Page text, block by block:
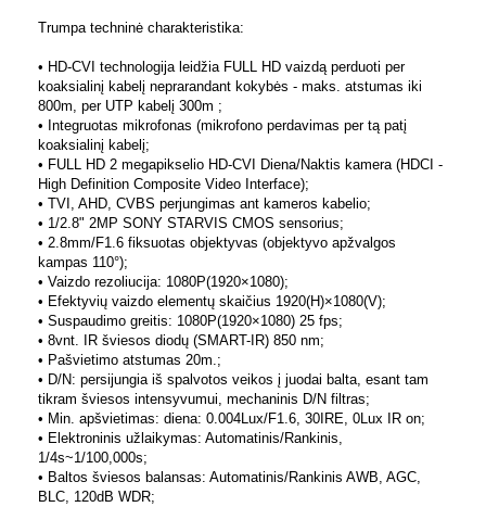
Trumpa techninė charakteristika:
• HD-CVI technologija leidžia FULL HD vaizdą perduoti per
koaksialinį kabelį neprarandant kokybės - maks. atstumas iki
800m, per UTP kabelį 300m ;
• Integruotas mikrofonas (mikrofono perdavimas per tą patį
koaksialinį kabelį;
• FULL HD 2 megapikselio HD-CVI Diena/Naktis kamera (HDCI -
High Definition Composite Video Interface);
• TVI, AHD, CVBS perjungimas ant kameros kabelio;
• 1/2.8" 2MP SONY STARVIS CMOS sensorius;
• 2.8mm/F1.6 fiksuotas objektyvas (objektyvo apžvalgos
kampas 110°);
• Vaizdo rezoliucija: 1080P(1920×1080);
• Efektyvių vaizdo elementų skaičius 1920(H)×1080(V);
• Suspaudimo greitis: 1080P(1920×1080) 25 fps;
• 8vnt. IR šviesos diodų (SMART-IR) 850 nm;
• Pašvietimo atstumas 20m.;
• D/N: persijungia iš spalvotos veikos į juodai balta, esant tam
tikram šviesos intensyvumui, mechaninis D/N filtras;
• Min. apšvietimas: diena: 0.004Lux/F1.6, 30IRE, 0Lux IR on;
• Elektroninis užlaikymas: Automatinis/Rankinis,
1/4s~1/100,000s;
• Baltos šviesos balansas: Automatinis/Rankinis AWB, AGC,
BLC, 120dB WDR;